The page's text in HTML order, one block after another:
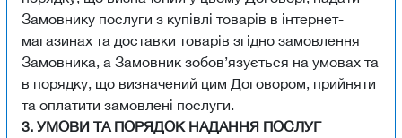
Замовнику послуги з купівлі товарів в інтернет-
магазинах та доставки товарів згідно замовлення
Замовника, а Замовник зобов’язується на умовах та
в порядку, що визначений цим Договором, прийняти
та оплатити замовлені послуги.
3. УМОВИ ТА ПОРЯДОК НАДАННЯ ПОСЛУГ